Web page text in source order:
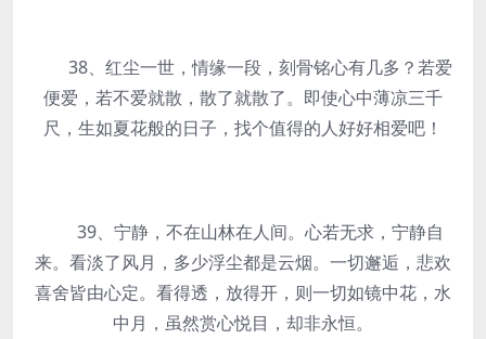
38、红尘一世，情缘一段，刻骨铭心有几多？若爱
便爱，若不爱就散，散了就散了。即使心中薄凉三千
尺，生如夏花般的日子，找个值得的人好好相爱吧！
39、宁静，不在山林在人间。心若无求，宁静自
来。看淡了风月，多少浮尘都是云烟。一切邂逅，悲欢
喜舍皆由心定。看得透，放得开，则一切如镜中花，水
中月，虽然赏心悦目，却非永恒。